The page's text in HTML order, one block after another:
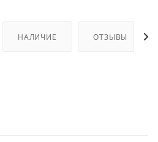
НАЛИЧИЕ ОТЗЫВЫ